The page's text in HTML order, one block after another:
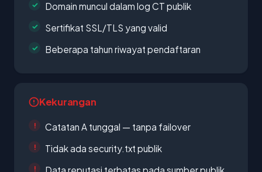
Domain muncul dalam log CT publik
Sertifikat SSL/TLS yang valid
Beberapa tahun riwayat pendaftaran
Kekurangan
Catatan A tunggal — tanpa failover
Tidak ada security.txt publik